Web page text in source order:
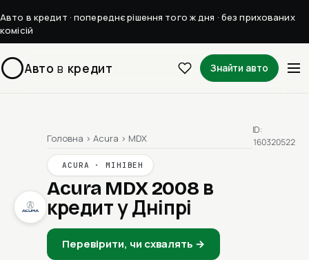
Авто в кредит · попереднє рішення того ж дня · без прихованих
комісій
Авто в кредит Знайти авто
Головна › Acura › MDX
ACURA · МІНІВЕН
Acura MDX 2008 в
кредит у Дніпрі
Перевірити, чи схвалять →
ID:
160320522